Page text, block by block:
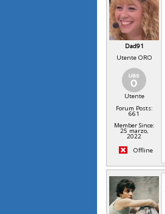
Dad91
Utente ORO
Utente
Forum Posts:
661
Member Since:
25 marzo,
2022
Offline